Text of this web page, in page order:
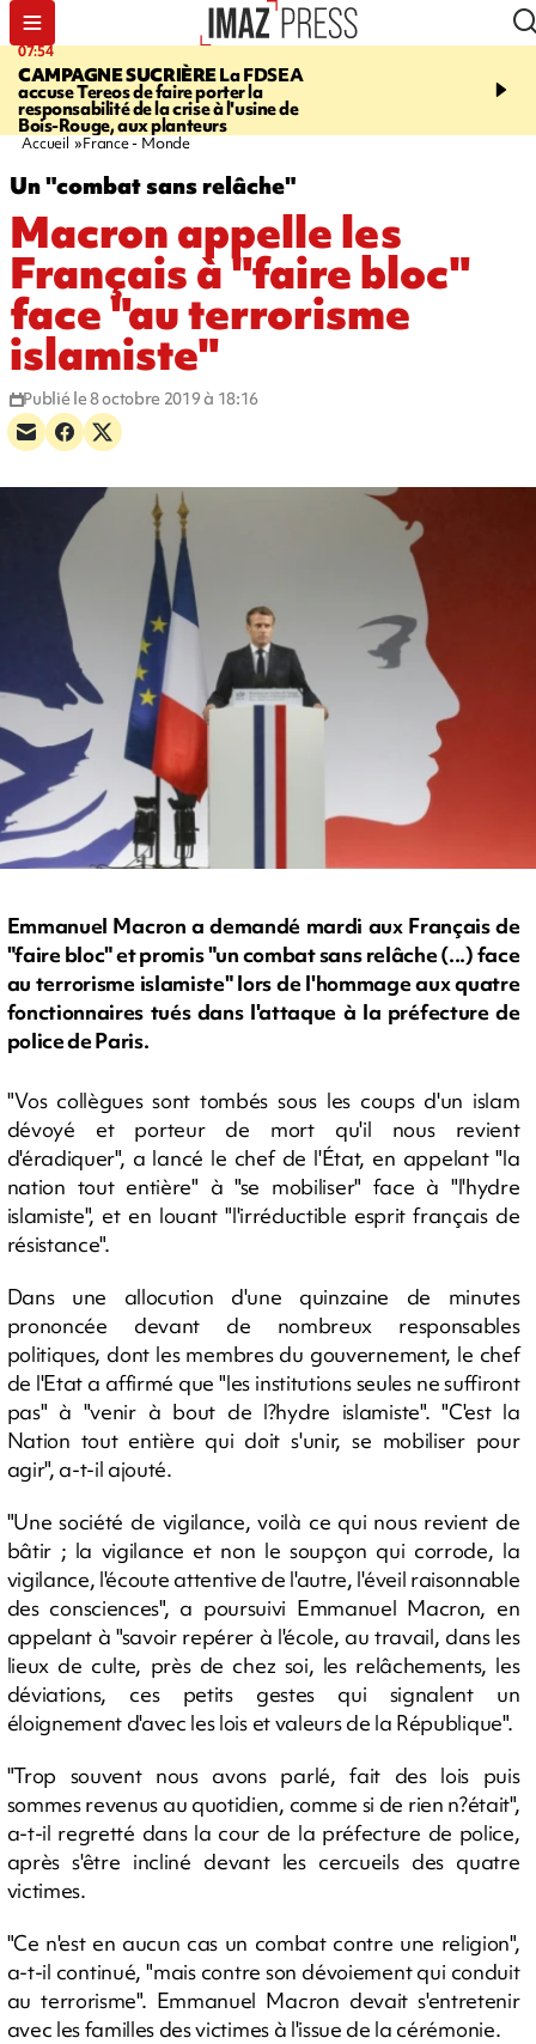
07:54
CAMPAGNE SUCRIÈRELa FDSEA
accuse Tereos de faire porter la
responsabilité de la crise à l'usine de
Bois-Rouge, aux planteurs
09:38
d'un lot de sauté de
Accueil France - Monde
Un "combat sans relâche"
Macron appelle les
Français à "faire bloc"
face "au terrorisme
islamiste"
Publié le 8 octobre 2019 à 18:16
Emmanuel Macron a demandé mardi aux Français de
"faire bloc" et promis "un combat sans relâche (...) face
au terrorisme islamiste" lors de l'hommage aux quatre
fonctionnaires tués dans l'attaque à la préfecture de
police de Paris.
"Vos collègues sont tombés sous les coups d'un islam
dévoyé et porteur de mort qu'il nous revient
d'éradiquer", a lancé le chef de l'État, en appelant "la
nation tout entière" à "se mobiliser" face à "l'hydre
islamiste", et en louant "l'irréductible esprit français de
résistance".
Dans une allocution d'une quinzaine de minutes
prononcée devant de nombreux responsables
politiques, dont les membres du gouvernement, le chef
de l'Etat a affirmé que "les institutions seules ne suffiront
pas" à "venir à bout de l?hydre islamiste". "C'est la
Nation tout entière qui doit s'unir, se mobiliser pour
agir", a-t-il ajouté.
"Une société de vigilance, voilà ce qui nous revient de
bâtir ; la vigilance et non le soupçon qui corrode, la
vigilance, l'écoute attentive de l'autre, l'éveil raisonnable
des consciences", a poursuivi Emmanuel Macron, en
appelant à "savoir repérer à l'école, au travail, dans les
lieux de culte, près de chez soi, les relâchements, les
déviations, ces petits gestes qui signalent un
éloignement d'avec les lois et valeurs de la République".
"Trop souvent nous avons parlé, fait des lois puis
sommes revenus au quotidien, comme si de rien n?était",
a-t-il regretté dans la cour de la préfecture de police,
après s'être incliné devant les cercueils des quatre
victimes.
"Ce n'est en aucun cas un combat contre une religion",
a-t-il continué, "mais contre son dévoiement qui conduit
au terrorisme". Emmanuel Macron devait s'entretenir
avec les familles des victimes à l'issue de la cérémonie.